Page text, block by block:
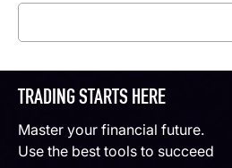
TRADING STARTS HERE
Master your financial future.
Use the best tools to succeed